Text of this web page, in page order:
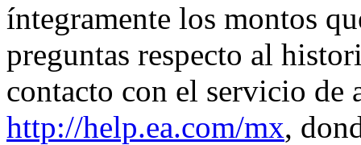
íntegramente los montos
preguntas respecto al
contacto con el servicio de
http://help.ea.com/mx,